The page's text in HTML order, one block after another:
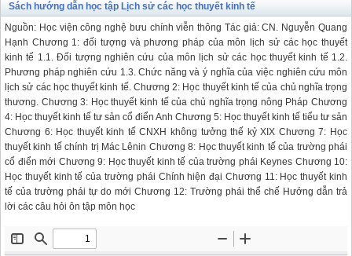
Sách hướng dẫn học tập Lịch sử các học thuyết kinh tế
Nguồn: Học viện công nghệ bưu chính viễn thông Tác giả: CN. Nguyễn Quang
Hạnh Chương 1: đối tượng và phương pháp của môn lịch sử các học thuyết
kinh tế 1.1. Đối tượng nghiên cứu của môn lịch sử các học thuyết kinh tế 1.2.
Phương pháp nghiên cứu 1.3. Chức năng và ý nghĩa của việc nghiên cứu môn
lịch sử các học thuyết kinh tế. Chương 2: Học thuyết kinh tế của chủ nghĩa trọng
thương. Chương 3: Học thuyết kinh tế của chủ nghĩa trọng nông Pháp Chương
4: Học thuyết kinh tế tư sản cổ điển Anh Chương 5: Học thuyết kinh tế tiểu tư sản
Chương 6: Học thuyết kinh tế CNXH không tưởng thế kỷ XIX Chương 7: Học
thuyết kinh tế chính trị Mác Lênin Chương 8: Học thuyết kinh tế của trường phái
cổ điển mới Chương 9: Học thuyết kinh tế của trường phái Keynes Chương 10:
Học thuyết kinh tế của trường phái Chính hiện đại Chương 11: Học thuyết kinh
tế của trường phái tự do mới Chương 12: Trường phái thể chế Hướng dẫn trả
lời các câu hỏi ôn tập môn học